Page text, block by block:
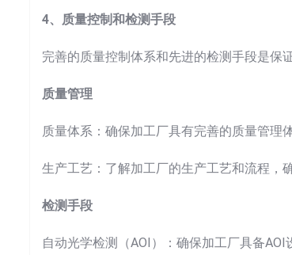
4、质量控制和检测手段
完善的质量控制体系和先进的检测手段是保
质量管理
质量体系：确保加工厂具有完善的质量管理
生产工艺：了解加工厂的生产工艺和流程，
检测手段
自动光学检测（AOI）：确保加工厂具备AOI